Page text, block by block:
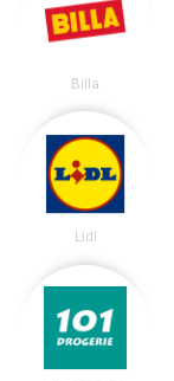
Billa
Lidl